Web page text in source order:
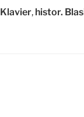
Klavier, histor.